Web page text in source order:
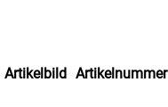
Artikelbild Artikelnummer